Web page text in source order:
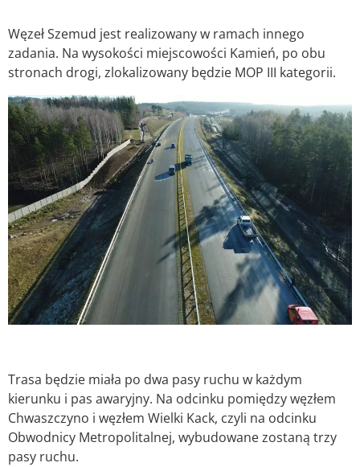
Węzeł Szemud jest realizowany w ramach innego
zadania. Na wysokości miejscowości Kamień, po obu
stronach drogi, zlokalizowany będzie MOP III kategorii.
Trasa będzie miała po dwa pasy ruchu w każdym
kierunku i pas awaryjny. Na odcinku pomiędzy węzłem
Chwaszczyno i węzłem Wielki Kack, czyli na odcinku
Obwodnicy Metropolitalnej, wybudowane zostaną trzy
pasy ruchu.